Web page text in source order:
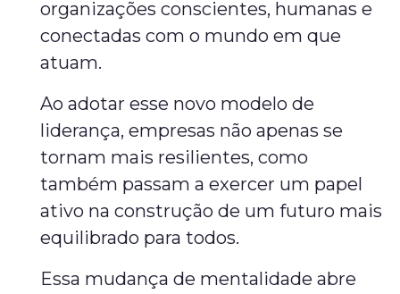
organizações conscientes, humanas e
conectadas com o mundo em que
atuam.
Ao adotar esse novo modelo de
liderança, empresas não apenas se
tornam mais resilientes, como
também passam a exercer um papel
ativo na construção de um futuro mais
equilibrado para todos.
Essa mudança de mentalidade abre